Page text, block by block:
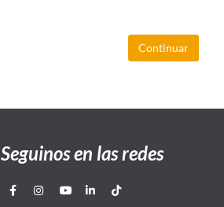
Continuar
Seguinos en las redes